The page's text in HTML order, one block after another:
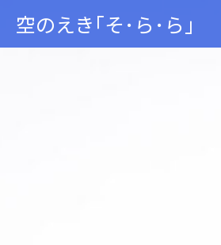
空のえき｢そ･ら･ら｣